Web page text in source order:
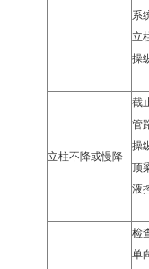
系
立
操
立柱不降或慢降
截
管
操
顶
液
检
单